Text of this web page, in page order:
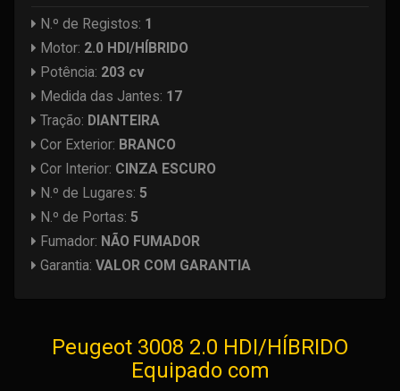
N.º de Registos: 1
Motor: 2.0 HDI/HÍBRIDO
Potência: 203 cv
Medida das Jantes: 17
Tração: DIANTEIRA
Cor Exterior: BRANCO
Cor Interior: CINZA ESCURO
N.º de Lugares: 5
N.º de Portas: 5
Fumador: NÃO FUMADOR
Garantia: VALOR COM GARANTIA
Peugeot 3008 2.0 HDI/HÍBRIDO
Equipado com